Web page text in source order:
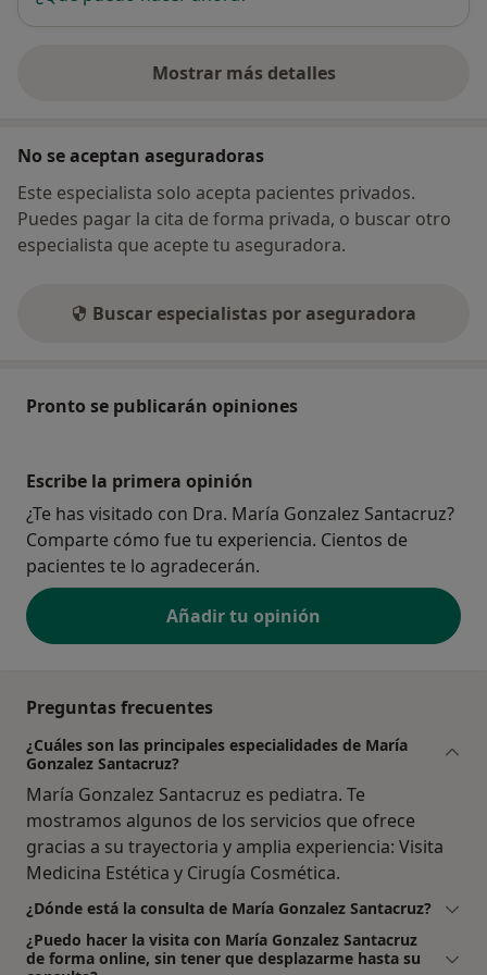
Mostrar más detalles
sobre la dirección
No se aceptan aseguradoras
Este especialista solo acepta pacientes privados.
Puedes pagar la cita de forma privada, o buscar otro
especialista que acepte tu aseguradora.
Buscar especialistas por aseguradora
Pronto se publicarán opiniones
Escribe la primera opinión
¿Te has visitado con Dra. María Gonzalez Santacruz?
Comparte cómo fue tu experiencia. Cientos de
pacientes te lo agradecerán.
Añadir tu opinión
Preguntas frecuentes
¿Cuáles son las principales especialidades de María
Gonzalez Santacruz?
María Gonzalez Santacruz es pediatra. Te
mostramos algunos de los servicios que ofrece
gracias a su trayectoria y amplia experiencia: Visita
Medicina Estética y Cirugía Cosmética.
¿Dónde está la consulta de María Gonzalez Santacruz?
¿Puedo hacer la visita con María Gonzalez Santacruz
de forma online, sin tener que desplazarme hasta su